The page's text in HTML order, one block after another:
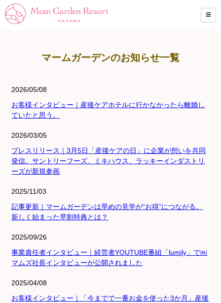
マームガーデンのお知らせ一覧
2026/05/08
お客様インタビュー｜産後ケアホテルに行かなかったら離婚し
ていたと思う。
2026/03/05
プレスリリース｜3月5日「産後ケアの日」に企業が想いを共同
発信。サントリーフーズ、ミキハウス、ラッキーインダストリ
ーズが新規参画
2025/11/03
記事更新｜マームガーデンは早めの見学が“お得”につながる。
新しく始まった早割特典とは？
2025/09/26
事業責任者インタビュー｜経営者YOUTUBE番組「lumily」で㈱
マムズ社長インタビューが公開されました
2025/04/08
お客様インタビュー｜「今までで一番お金を使った3か月」産後